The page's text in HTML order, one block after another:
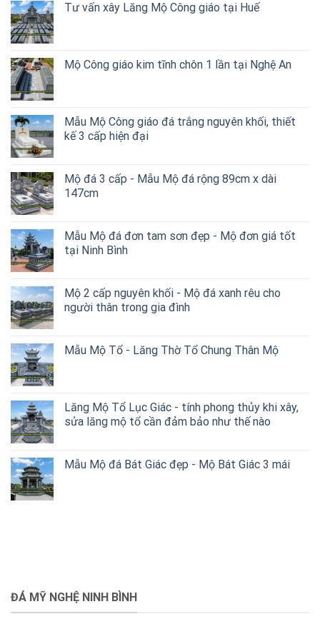
Tư vấn xây Lăng Mộ Công giáo tại Huế
Mộ Công giáo kim tĩnh chôn 1 lần tại Nghệ An
Mẫu Mộ Công giáo đá trắng nguyên khối, thiết
kế 3 cấp hiện đại
Mộ đá 3 cấp - Mẫu Mộ đá rộng 89cm x dài
147cm
Mẫu Mộ đá đơn tam sơn đẹp - Mộ đơn giá tốt
tại Ninh Bình
Mộ 2 cấp nguyên khối - Mộ đá xanh rêu cho
người thân trong gia đình
Mẫu Mộ Tổ - Lăng Thờ Tổ Chung Thân Mộ
Lăng Mộ Tổ Lục Giác - tính phong thủy khi xây,
sửa lăng mộ tổ cần đảm bảo như thế nào
Mẫu Mộ đá Bát Giác đẹp - Mộ Bát Giác 3 mái
ĐÁ MỸ NGHỆ NINH BÌNH